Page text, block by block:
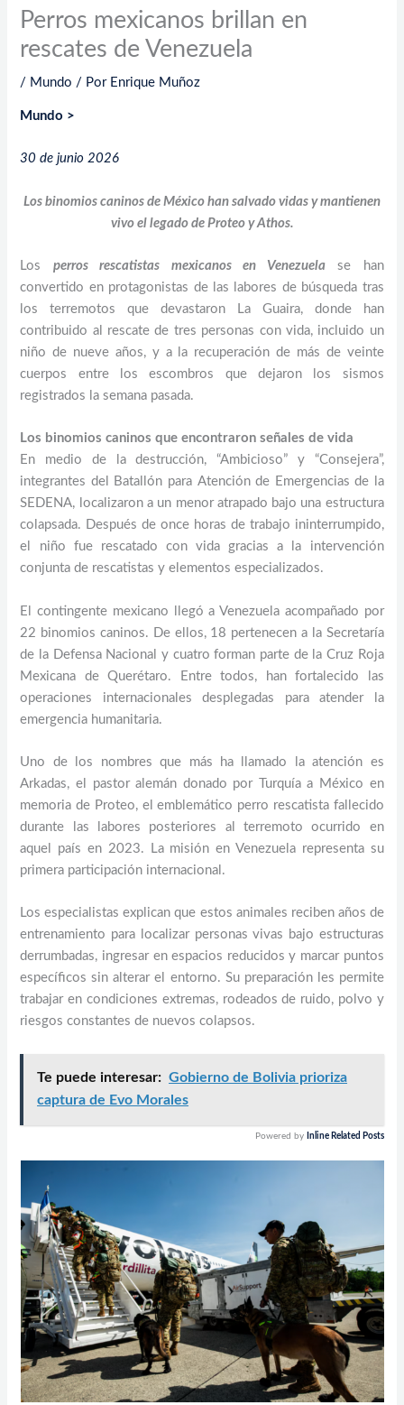
Perros mexicanos brillan en
rescates de Venezuela
/ Mundo / Por Enrique Muñoz
Mundo >
30 de junio 2026
Los binomios caninos de México han salvado vidas y mantienen
vivo el legado de Proteo y Athos.
Los perros rescatistas mexicanos en Venezuelase han
convertido en protagonistas de las labores de búsqueda tras
los terremotos que devastaron La Guaira, donde han
contribuido al rescate de tres personas con vida, incluido un
niño de nueve años, y a la recuperación de más de veinte
cuerpos entre los escombros que dejaron los sismos
registrados la semana pasada.
Los binomios caninos que encontraron señales de vida
En medio de la destrucción, “Ambicioso” y “Consejera”,
integrantes del Batallón para Atención de Emergencias de la
SEDENA, localizaron a un menor atrapado bajo una estructura
colapsada. Después de once horas de trabajo ininterrumpido,
el niño fue rescatado con vida gracias a la intervención
conjunta de rescatistas y elementos especializados.
El contingente mexicano llegó a Venezuela acompañado por
22 binomios caninos. De ellos, 18 pertenecen a la Secretaría
de la Defensa Nacional y cuatro forman parte de la Cruz Roja
Mexicana de Querétaro. Entre todos, han fortalecido las
operaciones internacionales desplegadas para atender la
emergencia humanitaria.
Uno de los nombres que más ha llamado la atención es
Arkadas, el pastor alemán donado por Turquía a México en
memoria de Proteo, el emblemático perro rescatista fallecido
durante las labores posteriores al terremoto ocurrido en
aquel país en 2023. La misión en Venezuela representa su
primera participación internacional.
Los especialistas explican que estos animales reciben años de
entrenamiento para localizar personas vivas bajo estructuras
derrumbadas, ingresar en espacios reducidos y marcar puntos
específicos sin alterar el entorno. Su preparación les permite
trabajar en condiciones extremas, rodeados de ruido, polvo y
riesgos constantes de nuevos colapsos.
Te puede interesar: Gobierno de Bolivia prioriza
captura de Evo Morales
Powered by Inline Related Posts